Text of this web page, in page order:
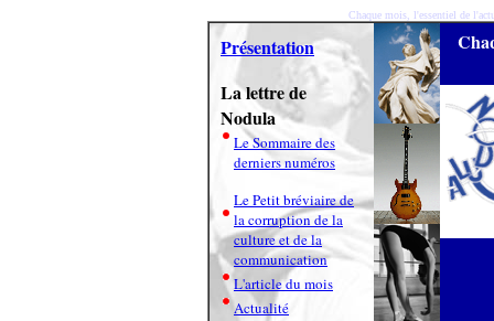
Chaque mois, l'essentiel de
Présentation
La lettre de
Nodula
Le Sommaire des
derniers numéros
Le Petit bréviaire de
la corruption de la
culture et de la
communication
L'article du mois
Actualité